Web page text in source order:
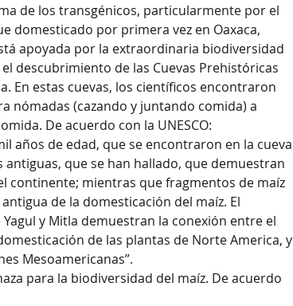
de los transgénicos, particularmente por el
domesticado por primera vez en Oaxaca,
apoyada por la extraordinaria biodiversidad
descubrimiento de las Cuevas Prehistóricas
En estas cuevas, los científicos encontraron
nómadas (cazando y juntando comida) a
De acuerdo con la UNESCO:
años de edad, que se encontraron en la cueva
que se han hallado, que demuestran
continente; mientras que fragmentos de maíz
de la domesticación del maíz. El
y Mitla demuestran la conexión entre el
de las plantas de Norte America, y
Mesoamericanas”.
para la biodiversidad del maíz. De acuerdo